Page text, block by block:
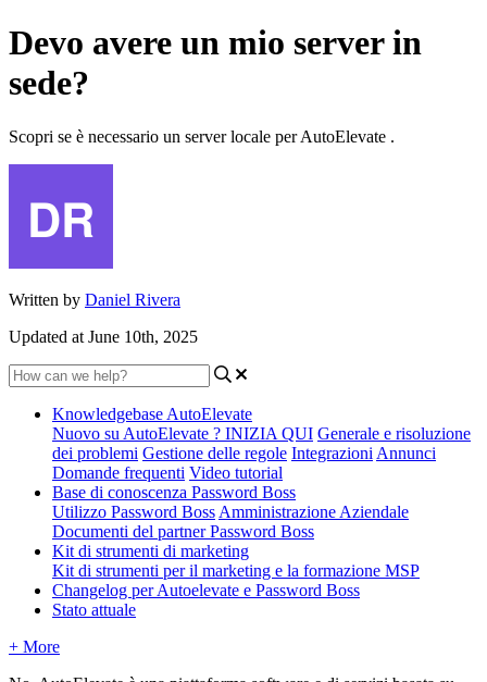
Devo avere un mio server in
sede?
Scopri se è necessario un server locale per AutoElevate .
Written by Daniel Rivera
Updated at June 10th, 2025
Knowledgebase AutoElevate
Nuovo su AutoElevate ? INIZIA QUI Generale e risoluzione
dei problemi Gestione delle regole Integrazioni Annunci
Domande frequenti Video tutorial
Base di conoscenza Password Boss
Utilizzo Password Boss Amministrazione Aziendale
Documenti del partner Password Boss
Kit di strumenti di marketing
Kit di strumenti per il marketing e la formazione MSP
Changelog per Autoelevate e Password Boss
Stato attuale
+ More